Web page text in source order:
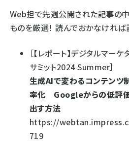
Web担で先週公開された記事の
ものを厳選！ 読んでおかなければ
［【レポート】デジタルマーケ
サミット2024 Summer］
生成AIで変わるコンテンツ
率化 Googleからの低評価
出す方法
https://
719